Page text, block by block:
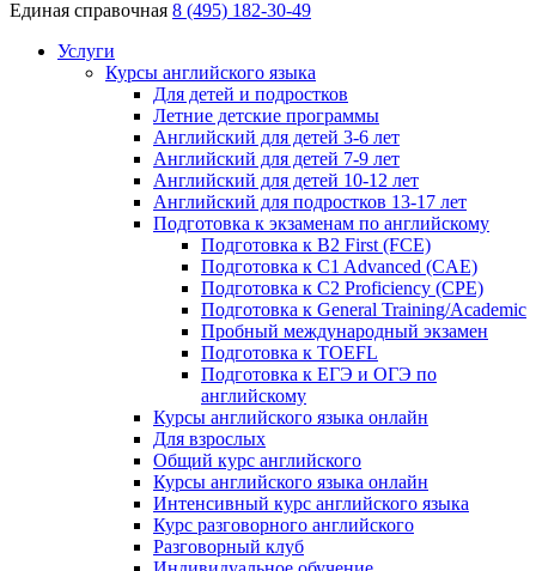
Единая справочная 8 (495) 182-30-49
Услуги
Курсы английского языка
Для детей и подростков
Летние детские программы
Английский для детей 3-6 лет
Английский для детей 7-9 лет
Английский для детей 10-12 лет
Английский для подростков 13-17 лет
Подготовка к экзаменам по английскому
Подготовка к B2 First (FCE)
Подготовка к C1 Advanced (CAE)
Подготовка к C2 Proficiency (CPE)
Подготовка к General Training/Academic
Пробный международный экзамен
Подготовка к TOEFL
Подготовка к ЕГЭ и ОГЭ по
английскому
Курсы английского языка онлайн
Для взрослых
Общий курс английского
Курсы английского языка онлайн
Интенсивный курс английского языка
Курс разговорного английского
Разговорный клуб